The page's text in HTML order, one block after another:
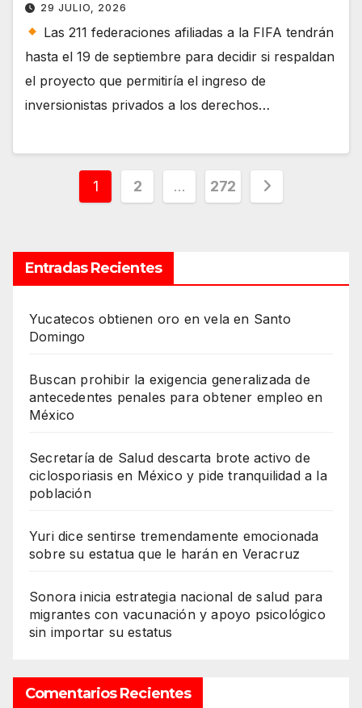
29 JULIO, 2026
Las 211 federaciones afiliadas a la FIFA tendrán
hasta el 19 de septiembre para decidir si respaldan
el proyecto que permitiría el ingreso de
inversionistas privados a los derechos…
Paginación
entradas
1 2 … 272
Entradas Recientes
Yucatecos obtienen oro en vela en Santo
Domingo
Buscan prohibir la exigencia generalizada de
antecedentes penales para obtener empleo en
México
Secretaría de Salud descarta brote activo de
ciclosporiasis en México y pide tranquilidad a la
población
Yuri dice sentirse tremendamente emocionada
sobre su estatua que le harán en Veracruz
Sonora inicia estrategia nacional de salud para
migrantes con vacunación y apoyo psicológico
sin importar su estatus
Comentarios Recientes